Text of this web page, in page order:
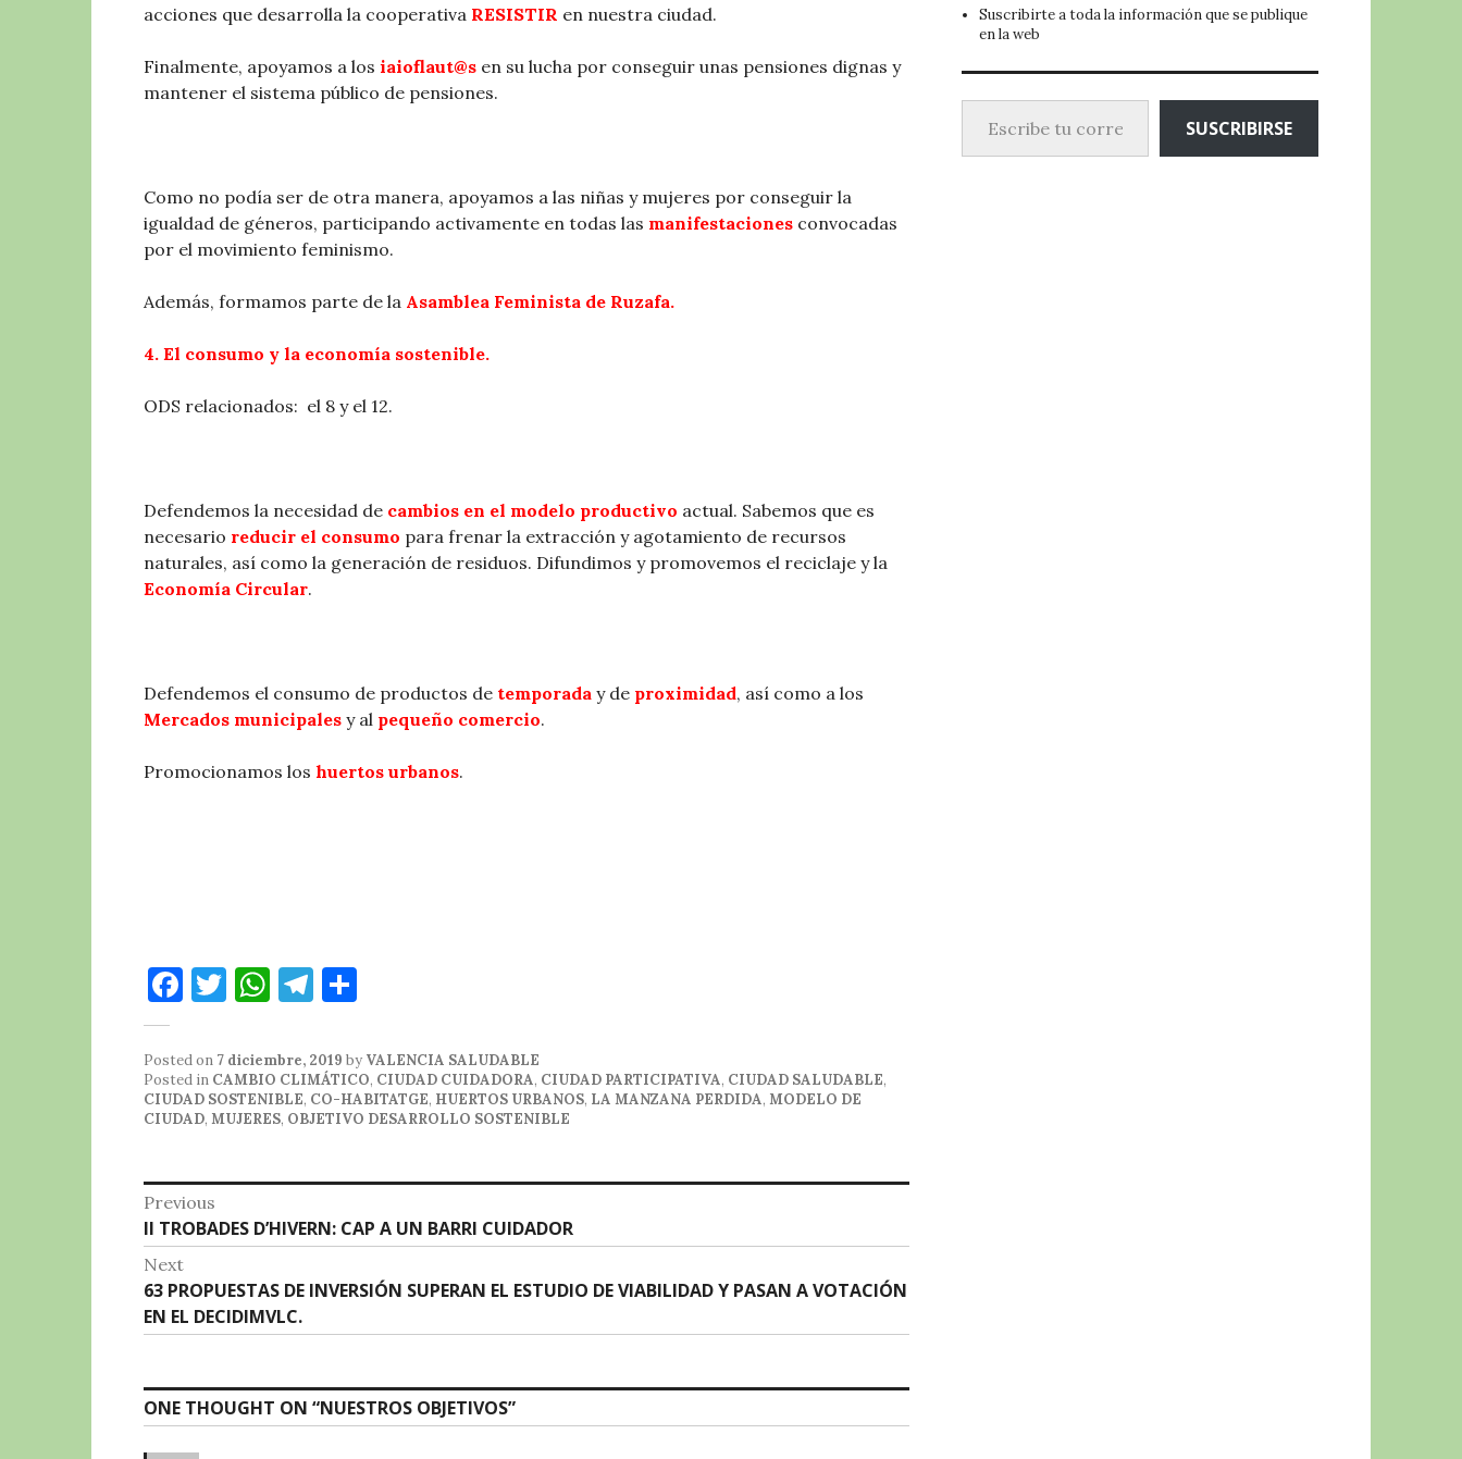
acciones que desarrolla la cooperativa RESISTIR en nuestra ciudad.
Finalmente, apoyamos a los iaioflaut@s en su lucha por conseguir unas pensiones dignas y
mantener el sistema público de pensiones.
Como no podía ser de otra manera, apoyamos a las niñas y mujeres por conseguir la
igualdad de géneros, participando activamente en todas las manifestaciones convocadas
por el movimiento feminismo.
Además, formamos parte de la Asamblea Feminista de Ruzafa.
4. El consumo y la economía sostenible.
ODS relacionados: el 8 y el 12.
Defendemos la necesidad de cambios en el modelo productivo actual. Sabemos que es
necesario reducir el consumo para frenar la extracción y agotamiento de recursos
naturales, así como la generación de residuos. Difundimos y promovemos el reciclaje y la
Economía Circular.
Defendemos el consumo de productos de temporada y de proximidad, así como a los
Mercados municipales y al pequeño comercio.
Promocionamos los huertos urbanos.
F
c
e
b
o
k
T
it
te
r
W
at
s
A
p
T
e
g
r
m
m
p
a
ir
Posted on 7 diciembre, 2019 by VALENCIA SALUDABLE
Posted in CAMBIO CLIMÁTICO, CIUDAD CUIDADORA, CIUDAD PARTICIPATIVA, CIUDAD SALUDABLE,
CIUDAD SOSTENIBLE, CO-HABITATGE, HUERTOS URBANOS, LA MANZANA PERDIDA, MODELO DE
CIUDAD, MUJERES, OBJETIVO DESARROLLO SOSTENIBLE
Navegación
de
entradas
Previous
Previous
post:
II TROBADES D’HIVERN: CAP A UN BARRI CUIDADOR
Next
Next
post:
63 PROPUESTAS DE INVERSIÓN SUPERAN EL ESTUDIO DE VIABILIDAD Y PASAN A VOTACIÓN
EN EL DECIDIMVLC.
ONE THOUGHT ON “NUESTROS OBJETIVOS”
Suscribirte a toda la información que se publique
en la web
Escribe tu correo electrónico…
SUSCRIBIRSE